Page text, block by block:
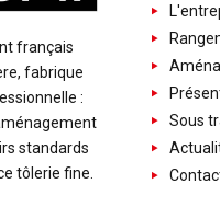
français
fabrique
:
standards
tôlerie fine.
Sous